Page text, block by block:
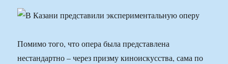
Помимо того, что опера была представлена
нестандартно – через призму киноискусства, сама по